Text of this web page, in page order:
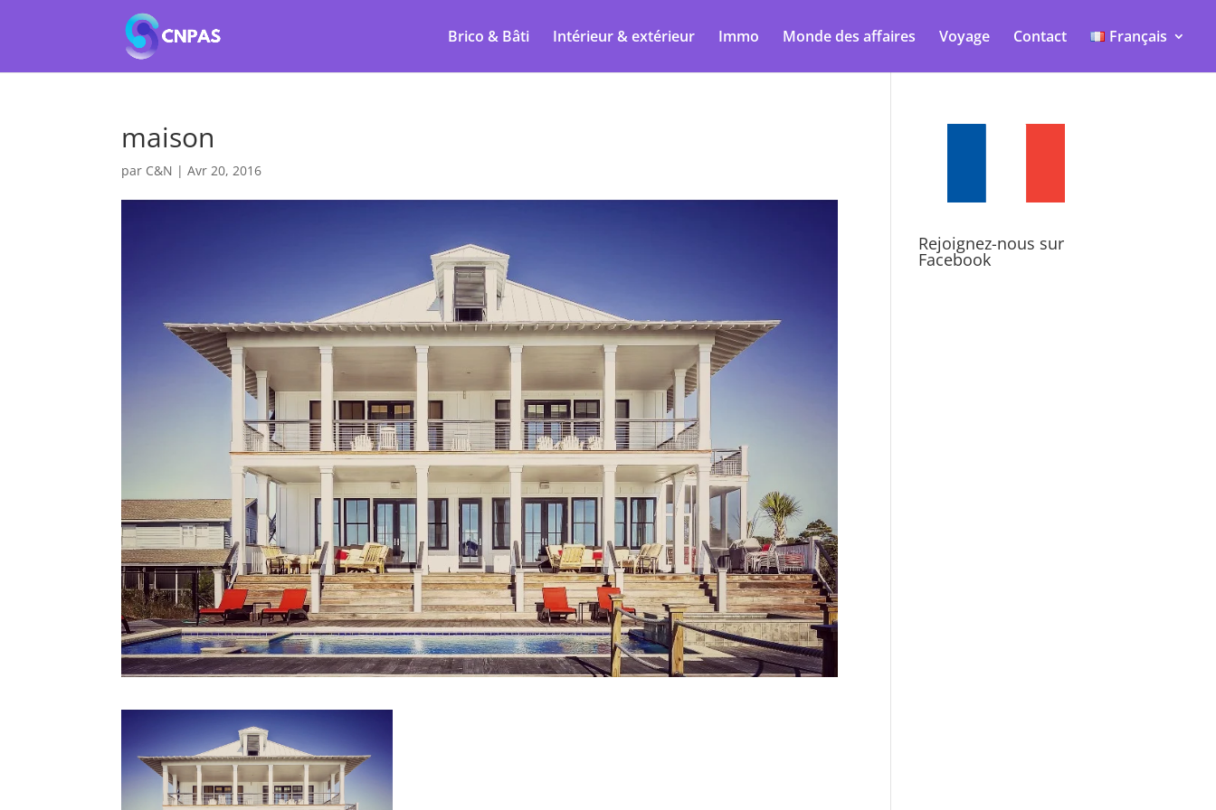
Brico & Bâti Intérieur & extérieur Immo Monde des affaires Voyage Contact Français
maison
par C&N |Avr 20, 2016
Rejoignez-nous sur
Facebook